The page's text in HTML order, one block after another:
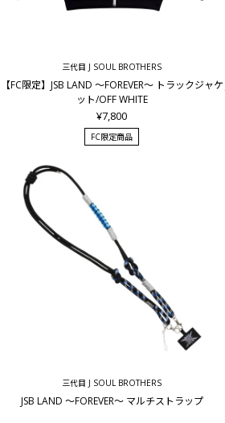
三代目 J SOUL BROTHERS
【FC限定】JSB LAND ～FOREVER～ トラックジャケ
ット/OFF WHITE
¥7,800
FC限定商品
三代目 J SOUL BROTHERS
JSB LAND ～FOREVER～ マルチストラップ